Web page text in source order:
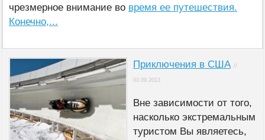
чрезмерное внимание во время ее путешествия.
Конечно,...
Приключения в США //
03.09.2013
Вне зависимости от того,
насколько экстремальным
туристом Вы являетесь,